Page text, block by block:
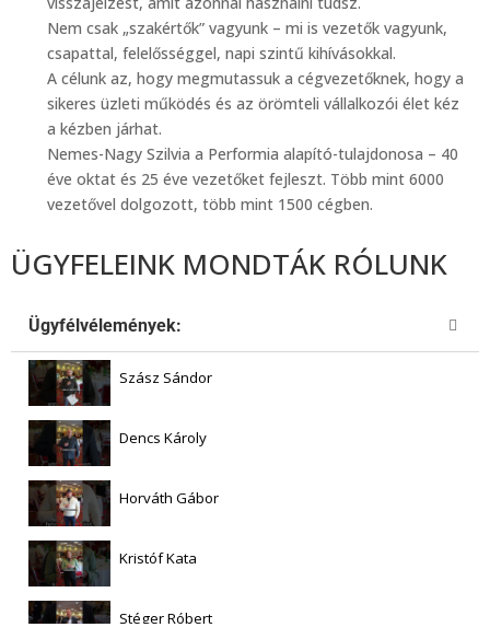
Nem csak „szakértők” vagyunk – mi is vezetők vagyunk,
csapattal, felelősséggel, napi szintű kihívásokkal.
A célunk az, hogy megmutassuk a cégvezetőknek, hogy a
sikeres üzleti működés és az örömteli vállalkozói élet kéz
a kézben járhat.
Nemes-Nagy Szilvia a Performia alapító-tulajdonosa – 40
éve oktat és 25 éve vezetőket fejleszt. Több mint 6000
vezetővel dolgozott, több mint 1500 cégben.
ÜGYFELEINK MONDTÁK RÓLUNK
Ügyfélvélemények:
Szász Sándor
Dencs Károly
Horváth Gábor
Kristóf Kata
Stéger Róbert